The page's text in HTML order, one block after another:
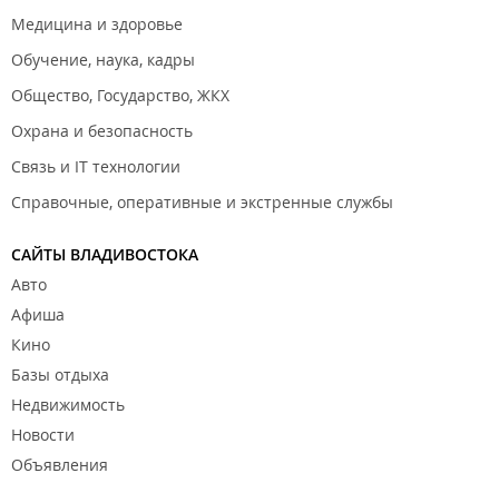
Медицина и здоровье
Обучение, наука, кадры
Общество, Государство, ЖКХ
Охрана и безопасность
Связь и IT технологии
Справочные, оперативные и экстренные службы
САЙТЫ ВЛАДИВОСТОКА
Авто
Афиша
Кино
Базы отдыха
Недвижимость
Новости
Объявления